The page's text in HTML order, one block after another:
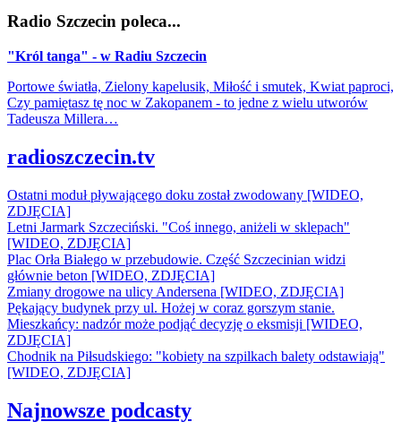
Radio Szczecin poleca...
"Król tanga" - w Radiu Szczecin
Portowe światła, Zielony kapelusik, Miłość i smutek, Kwiat paproci,
Czy pamiętasz tę noc w Zakopanem - to jedne z wielu utworów
Tadeusza Millera…
radioszczecin.tv
Ostatni moduł pływającego doku został zwodowany [WIDEO,
ZDJĘCIA]
Letni Jarmark Szczeciński. "Coś innego, aniżeli w sklepach"
[WIDEO, ZDJĘCIA]
Plac Orła Białego w przebudowie. Część Szczecinian widzi
głównie beton [WIDEO, ZDJĘCIA]
Zmiany drogowe na ulicy Andersena [WIDEO, ZDJĘCIA]
Pękający budynek przy ul. Hożej w coraz gorszym stanie.
Mieszkańcy: nadzór może podjąć decyzję o eksmisji [WIDEO,
ZDJĘCIA]
Chodnik na Piłsudskiego: "kobiety na szpilkach balety odstawiają"
[WIDEO, ZDJĘCIA]
Najnowsze podcasty